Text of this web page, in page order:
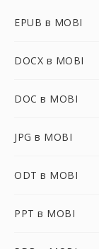
EPUB в MOBI
DOCX в MOBI
DOC в MOBI
JPG в MOBI
ODT в MOBI
PPT в MOBI